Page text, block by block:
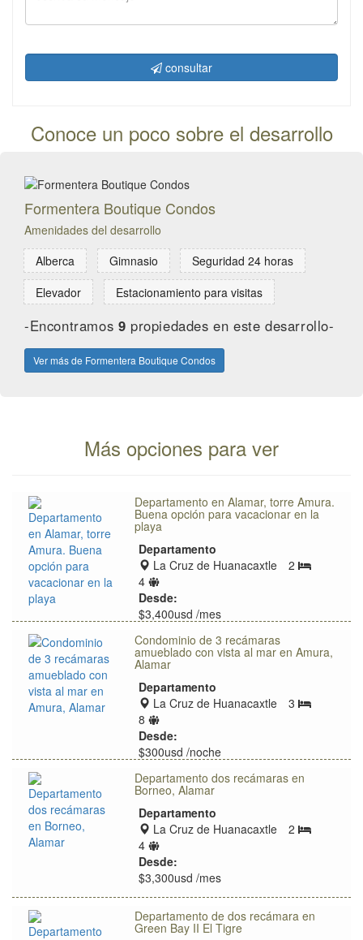
consultar
Conoce un poco sobre el desarrollo
Formentera Boutique Condos
Amenidades del desarrollo
Alberca
Gimnasio
Seguridad 24 horas
Elevador
Estacionamiento para visitas
-Encontramos 9 propiedades en este desarrollo-
Ver más de Formentera Boutique Condos
Más opciones para ver
Departamento en Alamar, torre Amura.
Buena opción para vacacionar en la
playa
Departamento
Zona
de
ubicación
La Cruz de Huanacaxtle 2 Bedrooms
4
Límite
de
huéspedes
Desde:
$3,400usd /mes
Condominio de 3 recámaras
amueblado con vista al mar en Amura,
Alamar
Departamento
Zona
de
ubicación
La Cruz de Huanacaxtle 3 Bedrooms
8
Límite
de
huéspedes
Desde:
$300usd /noche
Departamento dos recámaras en
Borneo, Alamar
Departamento
Zona
de
ubicación
La Cruz de Huanacaxtle 2 Bedrooms
4
Límite
de
huéspedes
Desde:
$3,300usd /mes
Departamento de dos recámara en
Green Bay II El Tigre